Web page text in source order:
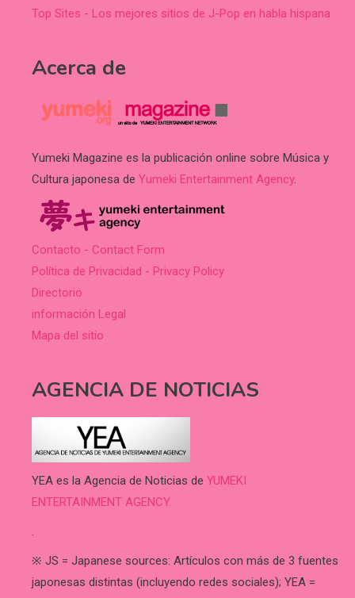
Top Sites - Los mejores sitios de J-Pop en habla hispana
Acerca de
Yumeki Magazine es la publicación online sobre Música y
Cultura japonesa de Yumeki Entertainment Agency.
Contacto - Contact Form
Política de Privacidad - Privacy Policy
Directorio
información Legal
Mapa del sitio
AGENCIA DE NOTICIAS
YEA es la Agencia de Noticias de YUMEKI
ENTERTAINMENT AGENCY.
.
※ JS = Japanese sources: Artículos con más de 3 fuentes
japonesas distintas (incluyendo redes sociales); YEA =